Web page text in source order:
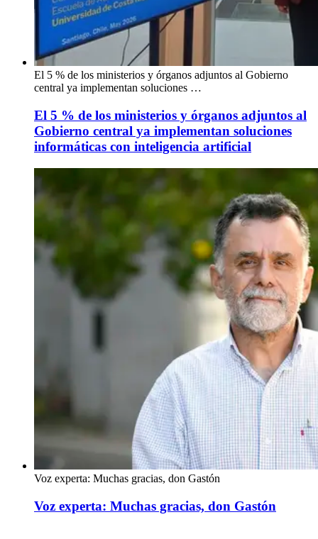
El 5 % de los ministerios y órganos adjuntos al Gobierno
central ya implementan soluciones …
El 5 % de los ministerios y órganos adjuntos al
Gobierno central ya implementan soluciones
informáticas con inteligencia artificial
Voz experta: Muchas gracias, don Gastón
Voz experta: Muchas gracias, don Gastón